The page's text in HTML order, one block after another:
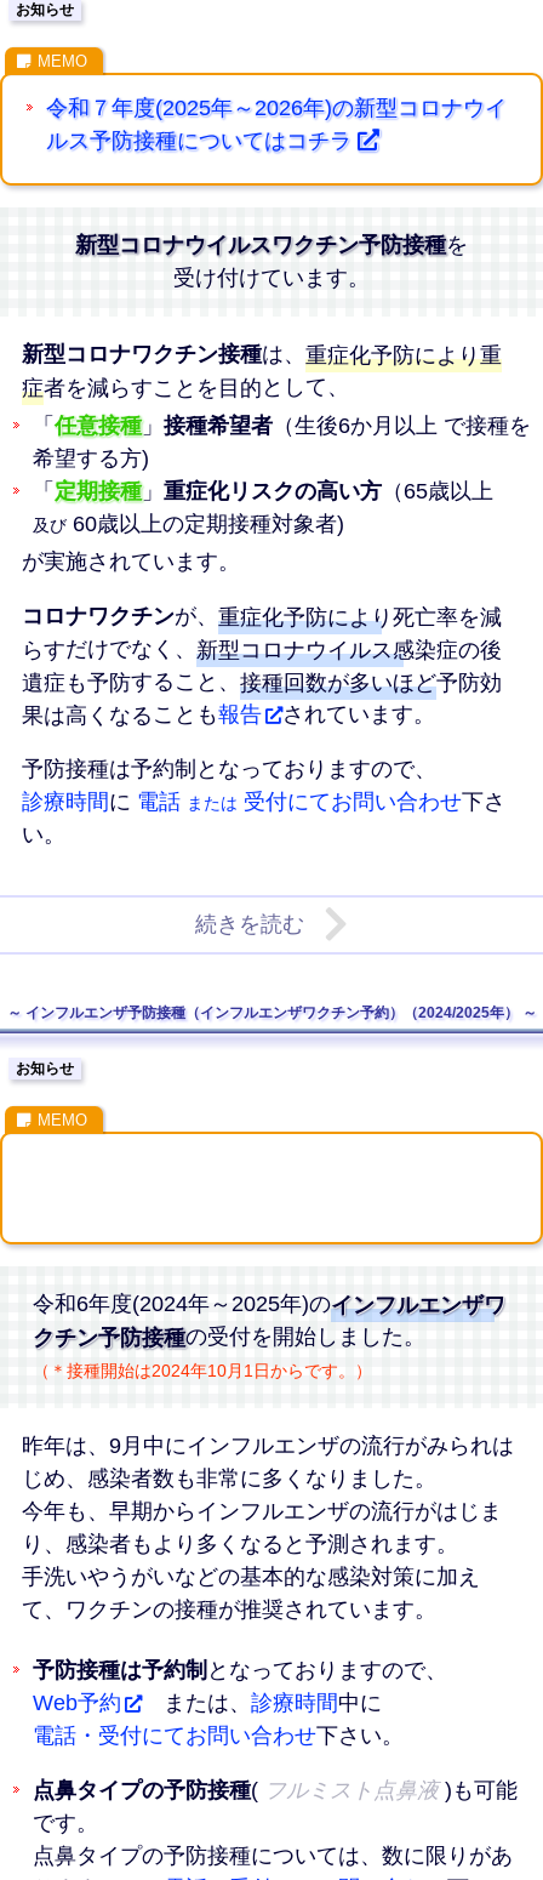
お知らせ
令和７年度(2025年～2026年)の新型コロナウイ
ルス予防接種についてはコチラ
新型コロナウイルスワクチン予防接種を
受け付けています。
新型コロナワクチン接種は、 重症化予防により重
症者を減らすことを目的 として、
「任意接種」 接種希望者 （生後6か月以上 で接種を
希望する方)
「 定期接種」 重症化リスクの高い方 （65歳以上
及び 60歳以上の定期接種対象者)
が実施されています。
コロナワクチンが、 重症化予防により死亡率を減
らすだけでなく、 新型コロナウイルス感染症の後
遺症も予防すること、 接種回数が多いほど予防効
果は高くなる ことも報告 されています。
予防接種は予約制となっておりますので、
診療時間に 電話 または 受付にてお問い合わせ下さ
い。
続きを読む
インフルエンザ予防接種（インフルエンザワクチン予約）（2024/2025年）
お知らせ
令和6年度(2024年～2025年)のインフルエンザワ
クチン予防接種の受付を開始しました。
（＊接種開始は2024年10月1日からです。）
昨年は、9月中にインフルエンザの流行がみられは
じめ、感染者数も非常に多くなりました。
今年も、早期からインフルエンザの流行がはじま
り、感染者もより多くなると予測されます。
手洗いやうがいなどの基本的な感染対策に加え
て、ワクチンの接種が推奨されています。
予防接種は予約制 となっておりますので、
Web予約
または、 診療時間中に
電話・受付にてお問い合わせ下さい。
点鼻タイプの予防接種( フルミスト点鼻液)も可能
です。
点鼻タイプの予防接種については、数に限りがあ